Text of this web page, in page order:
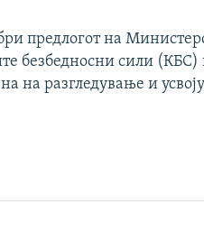
предлогот на
безбедносни сили (КБС)
на разгледување и